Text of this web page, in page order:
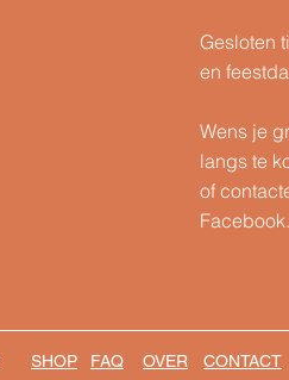
Gesloten
en
Wens je
langs te
of
Facebook.
SHOP FAQ OVER CONTACT